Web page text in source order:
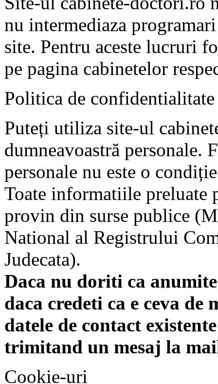
nu intermediaza
site. Pentru aceste lucruri
pe pagina cabinetelor
Politica de confidentialitate
Puteți utiliza site-ul
dumneavoastră personale.
personale nu este o
Toate informatiile preluate
provin din surse publice
National al Registrului
Judecata).
Daca nu doriti ca
daca credeti ca e ceva
datele de contact
trimitand un mesaj la
Cookie-uri